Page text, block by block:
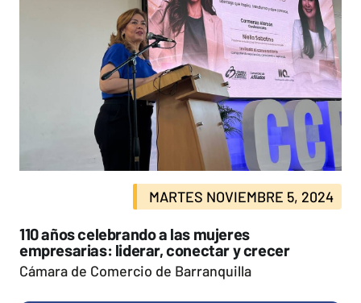
MARTES NOVIEMBRE 5, 2024
110 años celebrando a las mujeres
empresarias: liderar, conectar y crecer
Cámara de Comercio de Barranquilla